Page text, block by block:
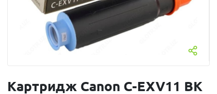
Картридж Canon C-EXV11 BK